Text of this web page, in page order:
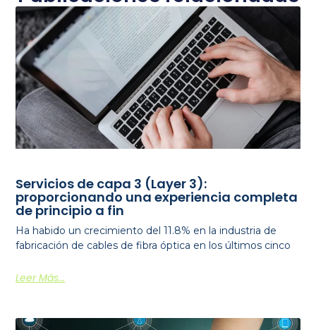
Servicios de capa 3 (Layer 3):
proporcionando una experiencia completa
de principio a fin
Ha habido un crecimiento del 11.8% en la industria de
fabricación de cables de fibra óptica en los últimos cinco
Leer Más...